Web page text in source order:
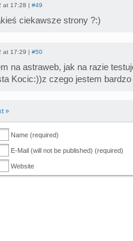
at 17:28 | #49
ciekawsze strony ?:)
at 17:29 | #50
na astraweb, jak na razie
Kocic:))z czego jestem bardzo
»
Name (required)
E-Mail (will not be published) (required)
Website